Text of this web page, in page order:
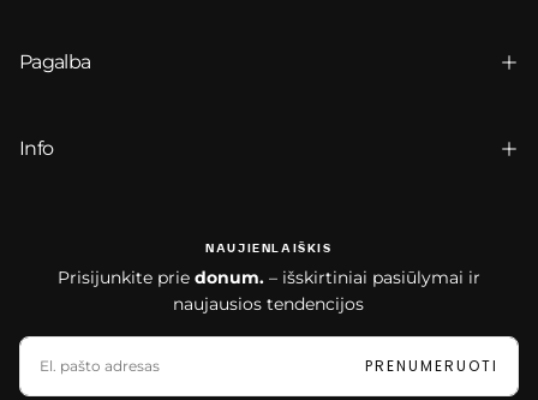
Pagalba
Info
NAUJIENLAIŠKIS
Prisijunkite prie donum. – išskirtiniai pasiūlymai ir
naujausios tendencijos
EL.
PAŠTAS
PRENUMERUOTI